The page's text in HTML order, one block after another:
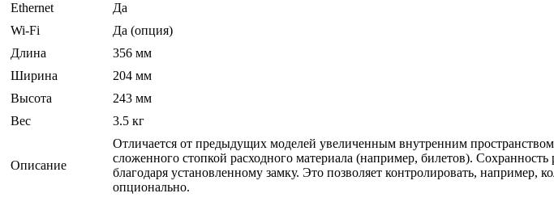
Ethernet
Да
Wi-Fi
Да (опция)
Длина
356 мм
Ширина
204 мм
Высота
243 мм
Вес
3.5 кг
Описание
Отличается от предыдущих моделей увеличенным внутренним
сложенного стопкой расходного материала (например, билетов).
благодаря установленному замку. Это позволяет контролировать, например,
опционально.